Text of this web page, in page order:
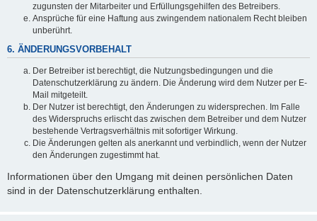
zugunsten der Mitarbeiter und Erfüllungsgehilfen des Betreibers.
Ansprüche für eine Haftung aus zwingendem nationalem Recht bleiben
unberührt.
6. ÄNDERUNGSVORBEHALT
Der Betreiber ist berechtigt, die Nutzungsbedingungen und die
Datenschutzerklärung zu ändern. Die Änderung wird dem Nutzer per E-
Mail mitgeteilt.
Der Nutzer ist berechtigt, den Änderungen zu widersprechen. Im Falle
des Widerspruchs erlischt das zwischen dem Betreiber und dem Nutzer
bestehende Vertragsverhältnis mit sofortiger Wirkung.
Die Änderungen gelten als anerkannt und verbindlich, wenn der Nutzer
den Änderungen zugestimmt hat.
Informationen über den Umgang mit deinen persönlichen Daten
sind in der Datenschutzerklärung enthalten.